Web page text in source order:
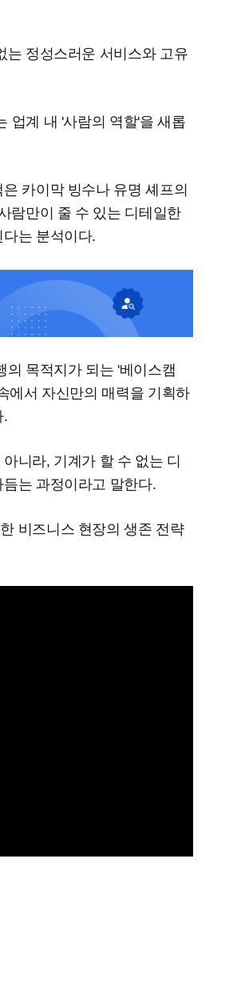
는 정성스러운 서비스와 고유
업계 내 '사람의 역할'을 새롭
카이막 빙수나 유명 셰프의
람만이 줄 수 있는 디테일한
는 분석이다.
의 목적지가 되는 '베이스캠
에서 자신만의 매력을 기획하
.
니라, 기계가 할 수 없는 디
는 과정이라고 말한다.
비즈니스 현장의 생존 전략